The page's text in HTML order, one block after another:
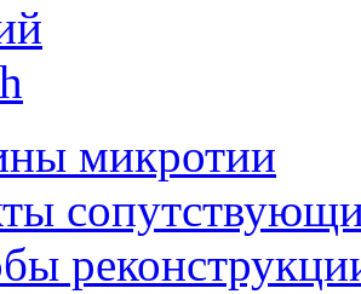
микротии